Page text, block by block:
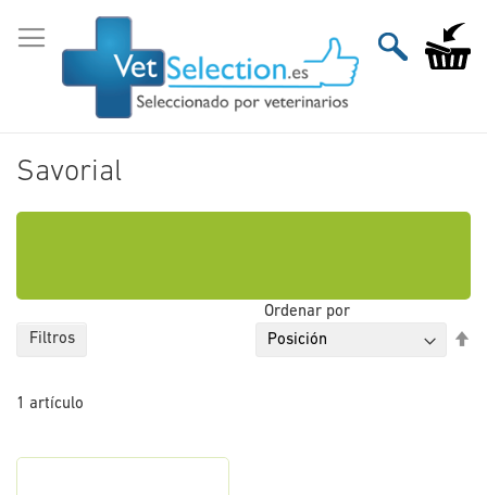
al
contenido
Mi
Savorial
1 artículo
Ordenar por
Filtros